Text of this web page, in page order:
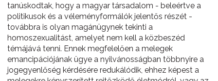
tanúskodtak, hogy a magyar társadalom - beleértve a
politikusok és a véleményformálók jelentős részét -
továbbra is olyan magánügynek tekinti a
homoszexualitást, amelyet nem kell a közbeszéd
témájává tenni. Ennek megfelelően a melegek
emancipációjának ügye a nyilvánosságban többnyire a
jogegyenlőség kérdésére redukálódik, ehhez képest a